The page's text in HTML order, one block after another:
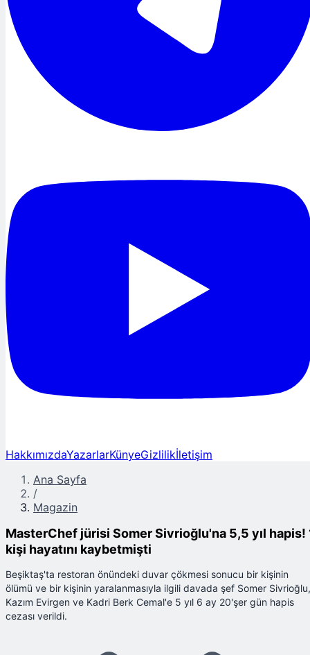
HakkımızdaYazarlarKünyeGizlilikİletişim
Ana Sayfa
/
Magazin
MasterChef jürisi Somer Sivrioğlu'na 5,5 yıl hapis!
kişi hayatını kaybetmişti
Beşiktaş'ta restoran önündeki duvar çökmesi sonucu bir kişinin
ölümü ve bir kişinin yaralanmasıyla ilgili davada şef Somer Sivrioğlu,
Kazım Evirgen ve Kadri Berk Cemal'e 5 yıl 6 ay 20'şer gün hapis
cezası verildi.